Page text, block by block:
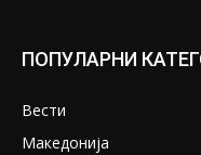
ПОПУЛАРНИ
Вести
Македонија